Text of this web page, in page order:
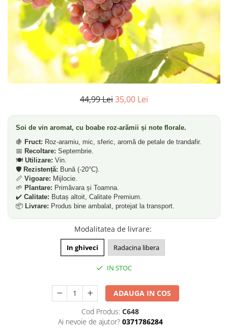
44,99 Lei35,00 Lei
Soi de vin aromat, cu boabe roz-arămii și note florale.
🍇 Fruct: Roz-aramiu, mic, sferic, aromă de petale de trandafir.
📅 Recoltare: Septembrie.
🍽️ Utilizare: Vin.
🛡️ Rezistență: Bună (-20°C).
📏 Vigoare: Mijlocie.
🌱 Plantare: Primăvara și Toamna.
✔️ Calitate: Butaș altoit, Calitate Premium.
📦 Livrare: Produs bine ambalat, protejat la transport.
Modalitatea de livrare:
In ghiveci Radacina libera
IN STOC
ADAUGA IN COS
Cod Produs: C648
Ai nevoie de ajutor? 0371786284